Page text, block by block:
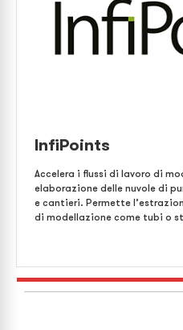
InfiPoints
Accelera i flussi di lavoro di
elaborazione delle nuvole di
e cantieri. Permette
di modellazione come tubi o